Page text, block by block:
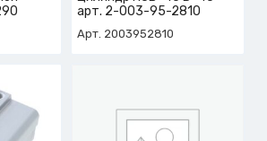
арт. 2-003-95-2810
Арт. 2003952810